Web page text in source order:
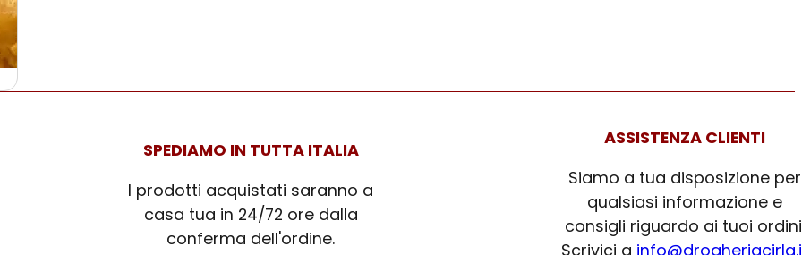
SPEDIAMO IN TUTTA ITALIA
I prodotti acquistati saranno a
casa tua in 24/72 ore dalla
conferma dell'ordine.
ASSISTENZA CLIENTI
Siamo a tua disposizione per
qualsiasi informazione e
consigli riguardo ai tuoi
Scrivici a